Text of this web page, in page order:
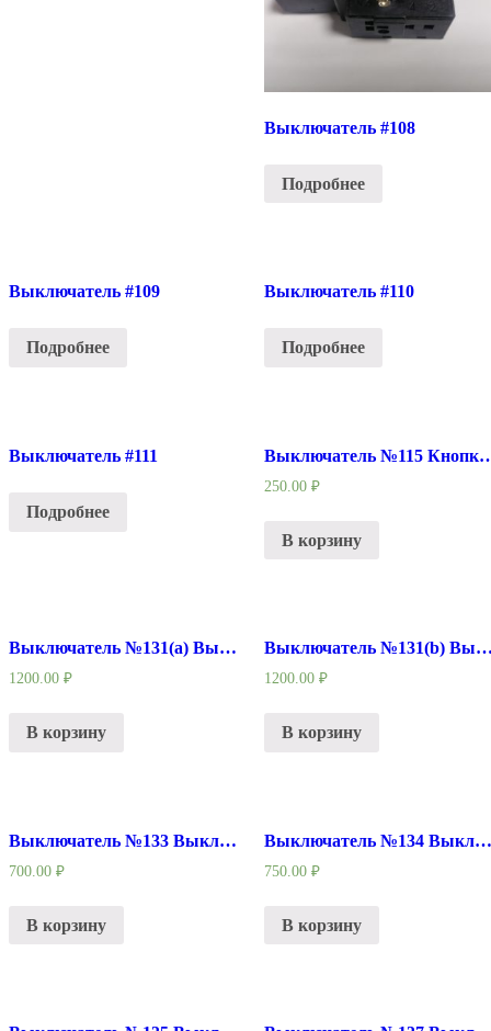
Выключатель #108
Подробнее
Выключатель #109
Подробнее
Выключатель #110
Подробнее
Выключатель #111
Подробнее
Выключатель №115 Кнопка ВК 8А с
250.00 ₽
В корзину
Выключатель №131(a) Выключатель в сверлильный станок компрессор старого образца
1200.00 ₽
В корзину
Выключатель №131(b) Выключатель в сверлильный станок
1200.00 ₽
В корзину
Выключатель №133 Выключатель шуруповерт Китай
700.00 ₽
В корзину
Выключатель №134 Выключатель шуруповерт
750.00 ₽
В корзину